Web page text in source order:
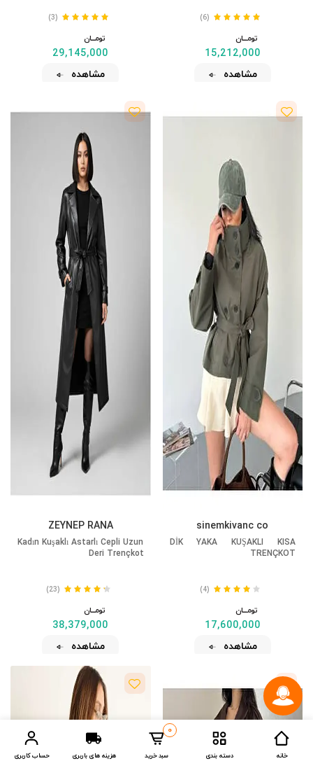
(6)
تومــــــان
15,212,000
مشاهده
(3)
تومــــــان
29,145,000
مشاهده
sinemkivanc co
DİK YAKA KUŞAKLI KISA
TRENÇKOT
(4)
تومــــــان
17,600,000
مشاهده
ZEYNEP RANA
Kadın Kuşaklı Astarlı Cepli Uzun
Deri Trençkot
(23)
تومــــــان
38,379,000
مشاهده
خانه دسته بندی
0
سبد خرید هزینه های باربری حساب کاربری